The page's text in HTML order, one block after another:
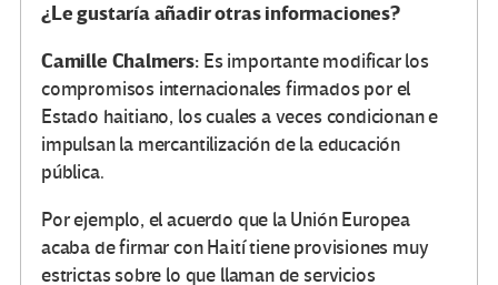
¿Le gustaría añadir otras informaciones?
Camille Chalmers: Es importante modificar los
compromisos internacionales firmados por el
Estado haitiano, los cuales a veces condicionan e
impulsan la mercantilización de la educación
pública.
Por ejemplo, el acuerdo que la Unión Europea
acaba de firmar con Haití tiene provisiones muy
estrictas sobre lo que llaman de servicios